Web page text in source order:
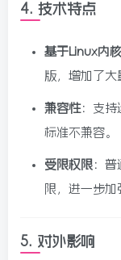
4. 技术特点
基于Linux内核
版，增加了大
兼容性：支持
标准不兼容。
受限权限 ：
限，进一步加
5. 对外影响